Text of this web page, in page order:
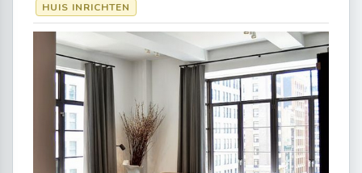
HUIS INRICHTEN